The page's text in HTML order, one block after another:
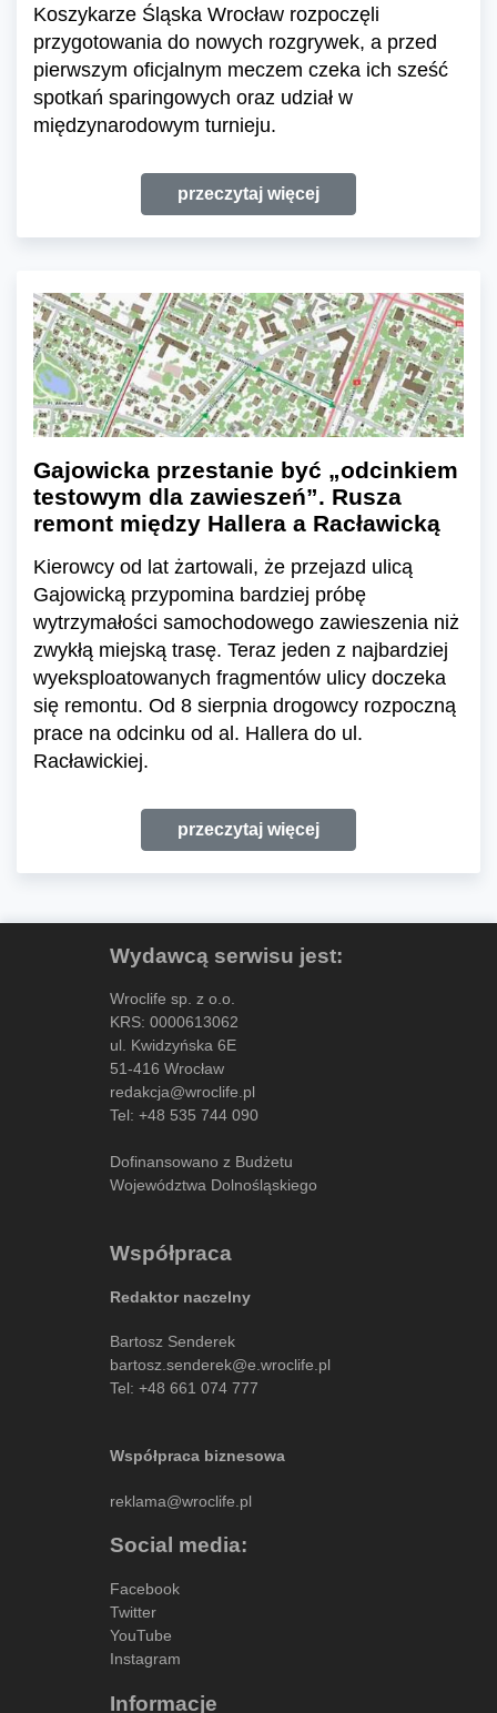
Koszykarze Śląska Wrocław rozpoczęli
przygotowania do nowych rozgrywek, a przed
pierwszym oficjalnym meczem czeka ich sześć
spotkań sparingowych oraz udział w
międzynarodowym turnieju.
przeczytaj więcej
Gajowicka przestanie być „odcinkiem
testowym dla zawieszeń”. Rusza
remont między Hallera a Racławicką
Kierowcy od lat żartowali, że przejazd ulicą
Gajowicką przypomina bardziej próbę
wytrzymałości samochodowego zawieszenia niż
zwykłą miejską trasę. Teraz jeden z najbardziej
wyeksploatowanych fragmentów ulicy doczeka
się remontu. Od 8 sierpnia drogowcy rozpoczną
prace na odcinku od al. Hallera do ul.
Racławickiej.
przeczytaj więcej
Wydawcą serwisu jest:
Wroclife sp. z o.o.
KRS: 0000613062
ul. Kwidzyńska 6E
51-416 Wrocław
redakcja@wroclife.pl
Tel: +48 535 744 090
Dofinansowano z Budżetu
Województwa Dolnośląskiego
Współpraca
Redaktor naczelny
Bartosz Senderek
bartosz.senderek@e.wroclife.pl
Tel: +48 661 074 777
Współpraca biznesowa
reklama@wroclife.pl
Social media:
Facebook
Twitter
YouTube
Instagram
Informacje